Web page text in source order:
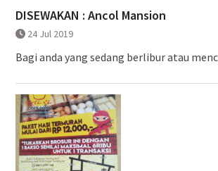
DISEWAKAN : Ancol Mansion
24 Jul 2019
Bagi anda yang sedang berlibur atau